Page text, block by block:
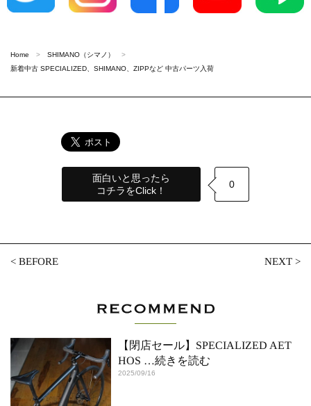
Home
SHIMANO（シマノ）
新着中古 SPECIALIZED、SHIMANO、ZIPPなど 中古パーツ入荷
面白いと思ったら
コチラをClick！
0
<BEFORE NEXT>
【閉店セール】SPECIALIZED AET
HOS …続きを読む
2025/09/16